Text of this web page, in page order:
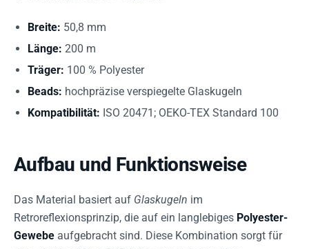
Breite: 50,8 mm
Länge: 200 m
Träger: 100 % Polyester
Beads: hochpräzise verspiegelte Glaskugeln
Kompatibilität: ISO 20471; OEKO-TEX Standard 100
Aufbau und Funktionsweise
Das Material basiert auf Glaskugeln im
Retroreflexionsprinzip, die auf ein langlebiges Polyester-
Gewebe aufgebracht sind. Diese Kombination sorgt für